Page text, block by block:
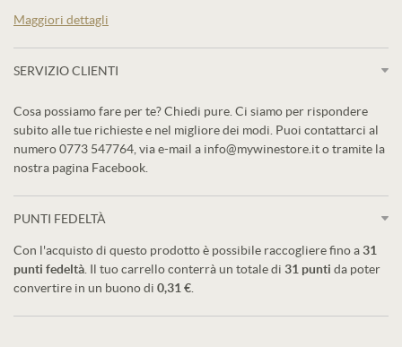
Maggiori dettagli
SERVIZIO CLIENTI
Cosa possiamo fare per te? Chiedi pure. Ci siamo per rispondere
subito alle tue richieste e nel migliore dei modi. Puoi contattarci al
numero 0773 547764, via e-mail a info@mywinestore.it o tramite la
nostra pagina Facebook.
PUNTI FEDELTÀ
Con l'acquisto di questo prodotto è possibile raccogliere fino a31
punti fedeltà . Il tuo carrello conterrà un totale di 31 punti da poter
convertire in un buono di 0,31 €